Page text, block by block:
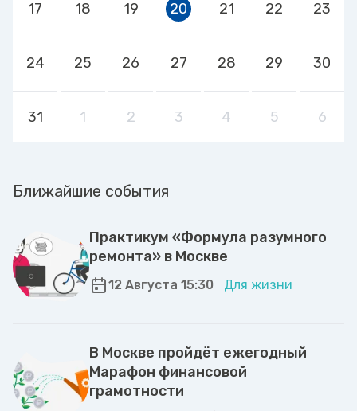
17 18 19 20 21 22 23
24 25 26 27 28 29 30
31 1 2 3 4 5 6
Ближайшие события
Практикум «Формула разумного
ремонта» в Москве
12 Августа 15:30 Для жизни
В Москве пройдёт ежегодный
Марафон финансовой
грамотности